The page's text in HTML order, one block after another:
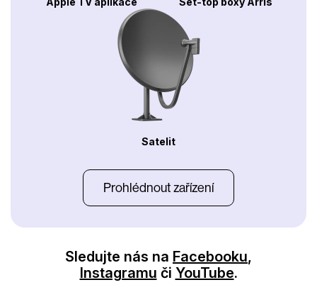
Satelit
Prohlédnout zařízení
Sledujte nás na Facebooku,
Instagramu či YouTube.